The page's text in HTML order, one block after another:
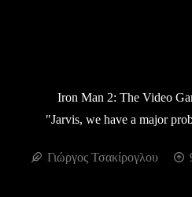
Iron Man 2: The Video
"Jarvis, we have a major
Γιώργος Τσακίρογλου